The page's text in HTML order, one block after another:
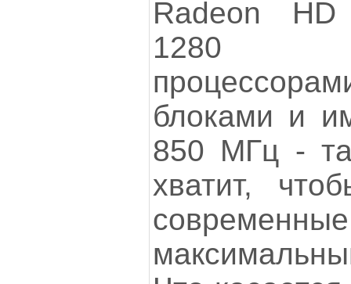
Radeon
1280
блоками и
850 МГц -
хватит,